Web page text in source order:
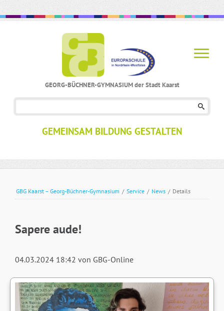
GEORG-BÜCHNER-GYMNASIUM der Stadt Kaarst
GEMEINSAM BILDUNG GESTALTEN
GBG Kaarst – Georg-Büchner-Gymnasium / Service / News / Details
Sapere aude!
04.03.2024 18:42 von GBG-Online